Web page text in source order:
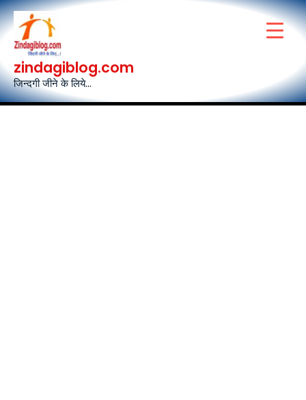
Skip
to
content
zindagiblog.com
जिन्दगी जीने के लिये...